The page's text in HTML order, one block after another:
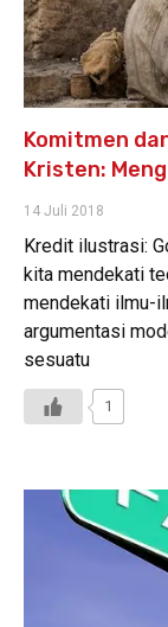
Komitmen
Kristen:
14 Juli 2018
Kredit ilustrasi:
kita mendekati
mendekati ilmu-
argumentasi
sesuatu
1